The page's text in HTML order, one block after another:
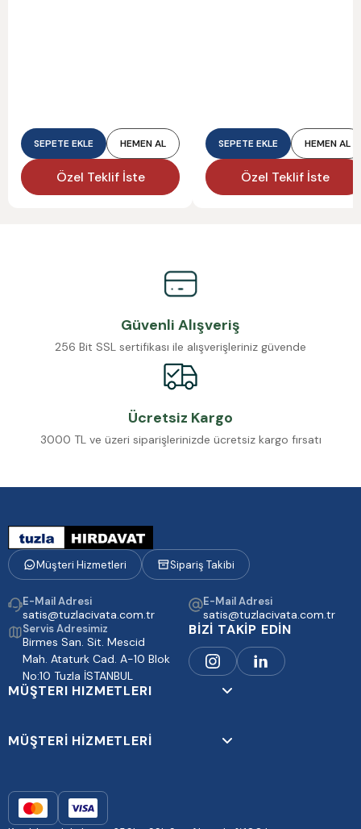
SEPETE EKLE HEMEN AL
Özel Teklif İste
SEPETE EKLE HEMEN AL
Özel Teklif İste
Güvenli Alışveriş
256 Bit SSL sertifikası ile alışverişleriniz güvende
Ücretsiz Kargo
3000 TL ve üzeri siparişlerinizde ücretsiz kargo fırsatı
Müşteri Hizmetleri Sipariş Takibi
E-Mail Adresi
satis@tuzlacivata.com.tr
E-Mail Adresi
satis@tuzlacivata.com.tr
Servis Adresimiz
Birmes San. Sit. Mescid
Mah. Ataturk Cad. A-10 Blok
No:10 Tuzla İSTANBUL
BİZİ TAKİP EDİN
MÜŞTERI HIZMETLERI
MÜŞTERİ HİZMETLERİ